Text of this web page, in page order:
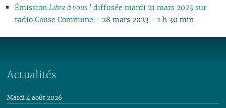
Émission Libre à vous ! diffusée mardi 21 mars 2023 sur
radio Cause Commune - 28 mars 2023 - 1 h 30 min
Actualités
Mardi 4 août 2026